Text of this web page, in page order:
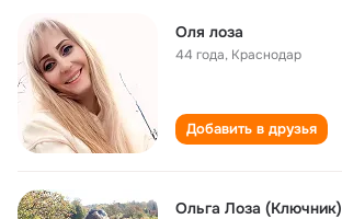
Оля лоза
44 года, Краснодар
Добавить в друзья
Ольга Лоза (Ключник)